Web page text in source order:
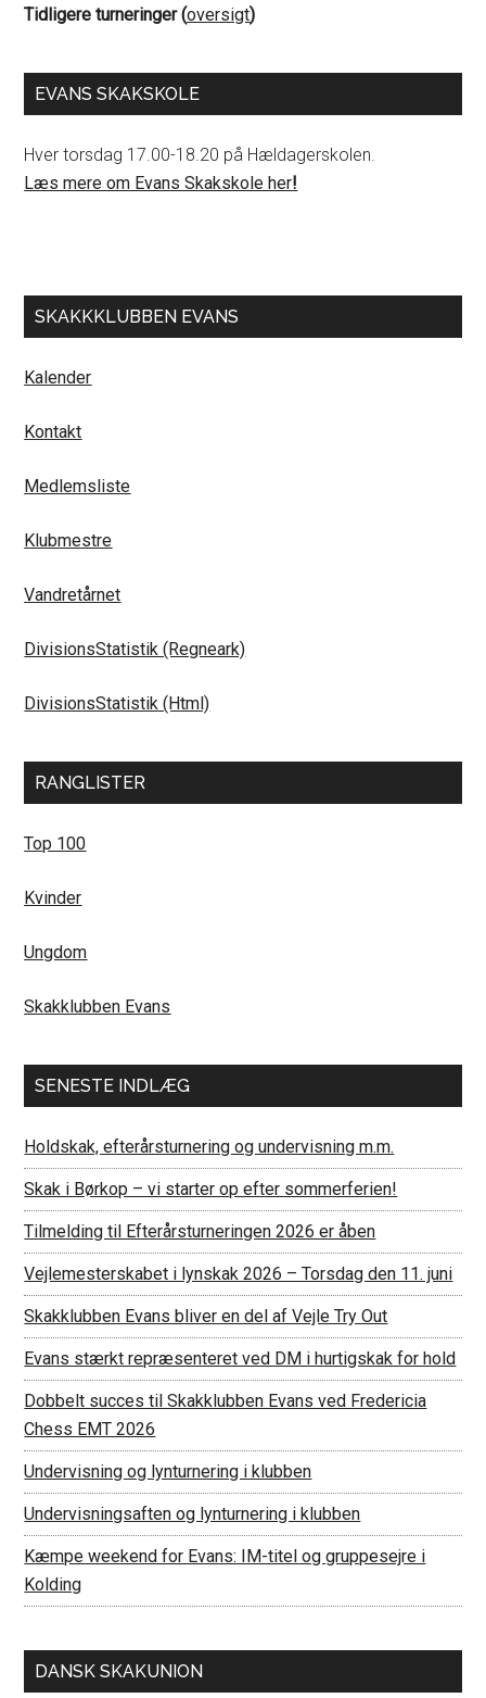
Tidligere turneringer (oversigt)
EVANS SKAKSKOLE
Hver torsdag 17.00-18.20 på Hældagerskolen.
Læs mere om Evans Skakskole her!
SKAKKKLUBBEN EVANS
Kalender
Kontakt
Medlemsliste
Klubmestre
Vandretårnet
DivisionsStatistik (Regneark)
DivisionsStatistik (Html)
RANGLISTER
Top 100
Kvinder
Ungdom
Skakklubben Evans
SENESTE INDLÆG
Holdskak, efterårsturnering og undervisning m.m.
Skak i Børkop – vi starter op efter sommerferien!
Tilmelding til Efterårsturneringen 2026 er åben
Vejlemesterskabet i lynskak 2026 – Torsdag den 11. juni
Skakklubben Evans bliver en del af Vejle Try Out
Evans stærkt repræsenteret ved DM i hurtigskak for hold
Dobbelt succes til Skakklubben Evans ved Fredericia
Chess EMT 2026
Undervisning og lynturnering i klubben
Undervisningsaften og lynturnering i klubben
Kæmpe weekend for Evans: IM-titel og gruppesejre i
Kolding
DANSK SKAKUNION